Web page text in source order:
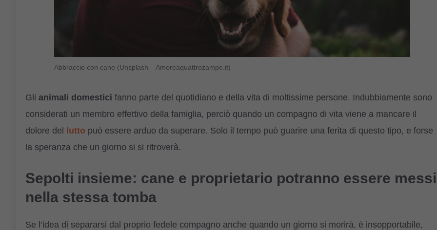
Abbraccio con cane (Unsplash – Amoreaquattrozampe.it)
Gli animali domestici fanno parte del quotidiano e della vita di moltissime persone. Indubbiamente sono
considerati un membro effettivo della famiglia, perciò quando un compagno di vita viene a mancare il
dolore del lutto può essere arduo da superare. Solo il tempo può guarire una ferita di questo tipo, e forse
la speranza che un giorno si si ritroverà.
Sepolti insieme: cane e proprietario potranno essere messi
nella stessa tomba
Se l’idea di separarsi dal proprio fedele compagno anche quando un giorno si morirà, è insopportabile,